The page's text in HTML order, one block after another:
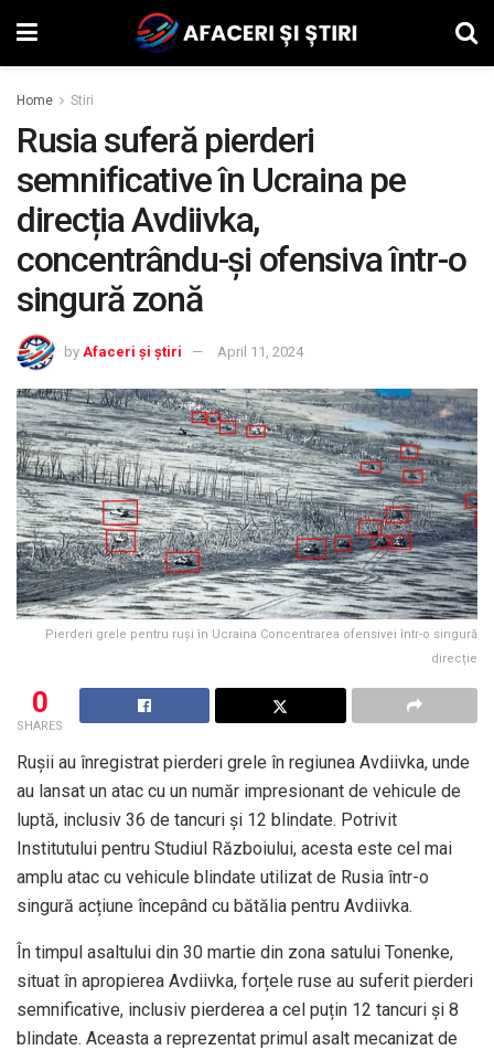
Home Stiri
Rusia suferă pierderi
semnificative în Ucraina pe
direcția Avdiivka,
concentrându-și ofensiva într-o
singură zonă
by Afaceri și știri April 11, 2024
Pierderi grele pentru ruși în Ucraina Concentrarea ofensivei într-o singură
direcție
0
SHARES
Rușii au înregistrat pierderi grele în regiunea Avdiivka, unde
au lansat un atac cu un număr impresionant de vehicule de
luptă, inclusiv 36 de tancuri și 12 blindate. Potrivit
Institutului pentru Studiul Războiului, acesta este cel mai
amplu atac cu vehicule blindate utilizat de Rusia într-o
singură acțiune începând cu bătălia pentru Avdiivka.
În timpul asaltului din 30 martie din zona satului Tonenke,
situat în apropierea Avdiivka, forțele ruse au suferit pierderi
semnificative, inclusiv pierderea a cel puțin 12 tancuri și 8
blindate. Aceasta a reprezentat primul asalt mecanizat de